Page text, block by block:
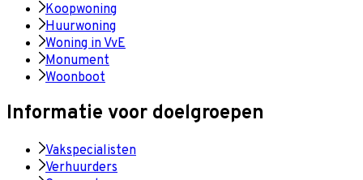
Koopwoning
Huurwoning
Woning in VvE
Monument
Woonboot
Informatie voor doelgroepen
Vakspecialisten
Verhuurders